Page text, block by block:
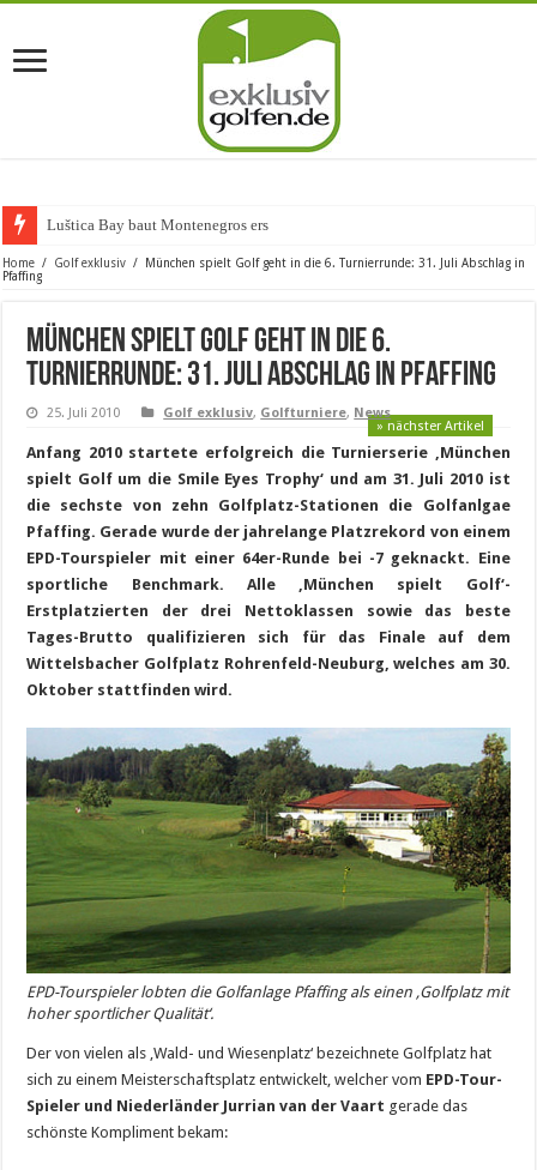
Luštica Bay baut Montenegros erste Golf-Co
Home / Golf exklusiv /
München spielt Golf geht in die 6. Turnierrunde: 31. Juli Abschlag in
Pfaffing
München spielt Golf geht in die 6.
Turnierrunde: 31. Juli Abschlag in Pfaffing
25. Juli 2010 Golf exklusiv, Golfturniere, News
» nächster Artikel
Anfang 2010 startete erfolgreich die Turnierserie ‚München
spielt Golf um die Smile Eyes Trophy‘ und am 31. Juli 2010 ist
die sechste von zehn Golfplatz-Stationen die Golfanlgae
Pfaffing. Gerade wurde der jahrelange Platzrekord von einem
EPD-Tourspieler mit einer 64er-Runde bei -7 geknackt. Eine
sportliche Benchmark. Alle ‚München spielt Golf‘-
Erstplatzierten der drei Nettoklassen sowie das beste
Tages-Brutto qualifizieren sich für das Finale auf dem
Wittelsbacher Golfplatz Rohrenfeld-Neuburg, welches am 30.
Oktober stattfinden wird.
EPD-Tourspieler lobten die Golfanlage Pfaffing als einen ‚Golfplatz mit
hoher sportlicher Qualität‘.
Der von vielen als ‚Wald- und Wiesenplatz‘ bezeichnete Golfplatz hat
sich zu einem Meisterschaftsplatz entwickelt, welcher vom EPD-Tour-
Spieler und Niederländer Jurrian van der Vaart gerade das
schönste Kompliment bekam: